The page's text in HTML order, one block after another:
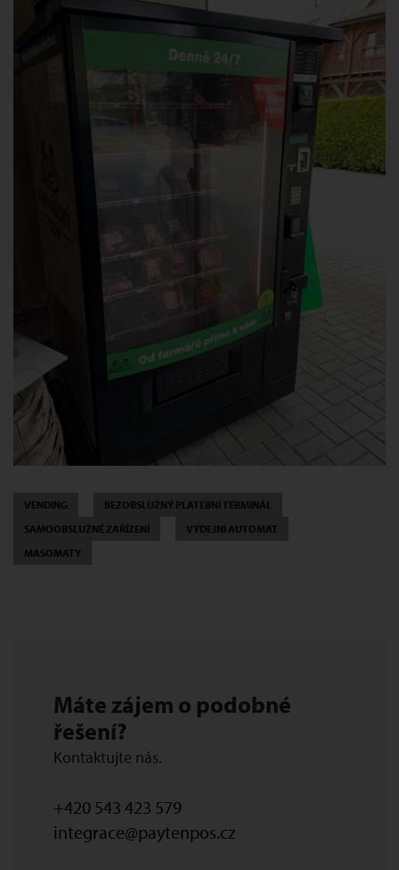
VENDING
BEZOBSLUŽNÝ PLATEBNÍ TERMINÁL
SAMOOBSLUŽNÉ ZAŘÍZENÍ
VÝDEJNÍ AUTOMAT
MASOMATY
Máte zájem o podobné
řešení?
Kontaktujte nás.
+420 543 423 579
integrace@paytenpos.cz